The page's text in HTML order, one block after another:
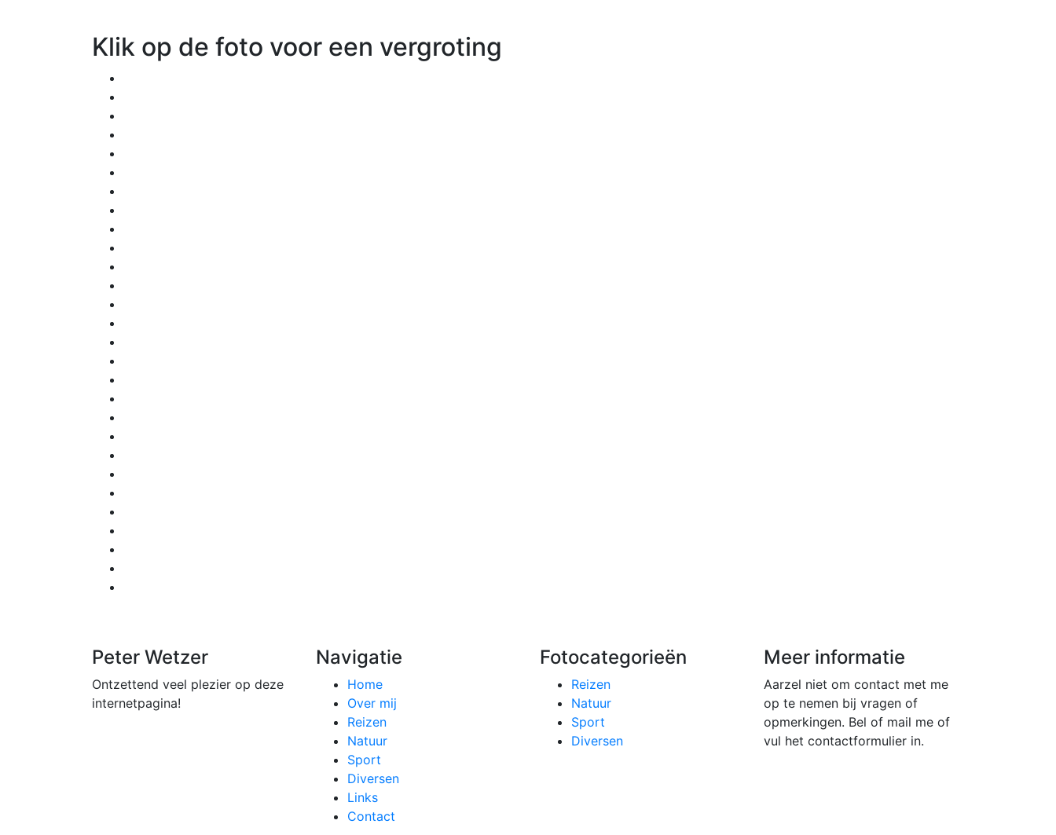
Klik op de foto voor een vergroting
Peter Wetzer
Ontzettend veel plezier op deze
internetpagina!
Navigatie
Home
Over mij
Reizen
Natuur
Sport
Diversen
Links
Contact
Fotocategorieën
Reizen
Natuur
Sport
Diversen
Meer informatie
Aarzel niet om contact met me
op te nemen bij vragen of
opmerkingen. Bel of mail me of
vul het contactformulier in.